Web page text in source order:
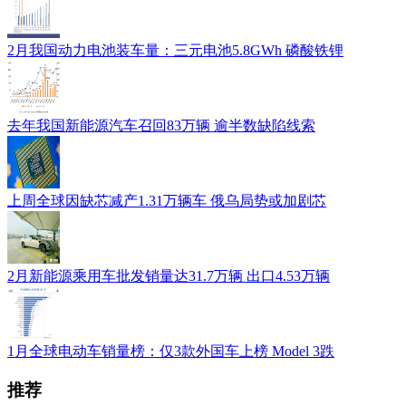
2月我国动力电池装车量：三元电池5.8GWh 磷酸铁锂
去年我国新能源汽车召回83万辆 逾半数缺陷线索
上周全球因缺芯减产1.31万辆车 俄乌局势或加剧芯
2月新能源乘用车批发销量达31.7万辆 出口4.53万辆
1月全球电动车销量榜：仅3款外国车上榜 Model 3跌
推荐